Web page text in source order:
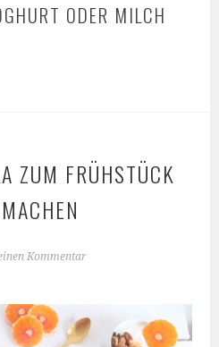
ODER MILCH
ZUM FRÜHSTÜCK
Kommentar